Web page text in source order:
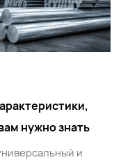
нужно знать
и